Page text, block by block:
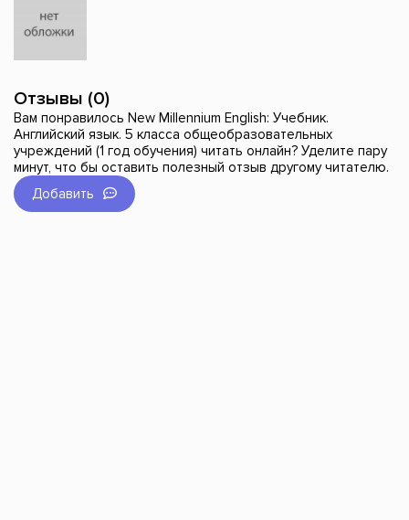
Отзывы (0)
Вам понравилось New Millennium English: Учебник.
Английский язык. 5 класса общеобразовательных
учреждений (1 год обучения) читать онлайн? Уделите пару
минут, что бы оставить полезный отзыв другому читателю.
Добавить